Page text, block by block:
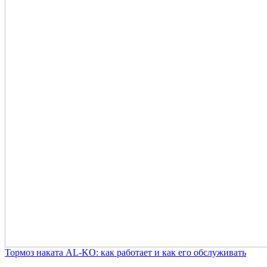
Тормоз наката AL-KO: как работает и как его обслуживать